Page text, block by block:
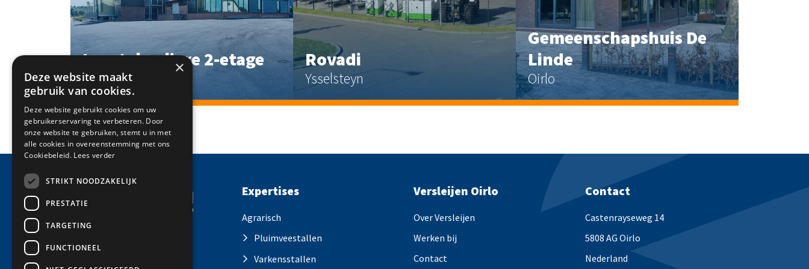
Legstal voliere 2-etage
Rhenen
Rovadi
Ysselsteyn
Gemeenschapshuis De
Linde
Oirlo
Volg ons
Expertises
Agrarisch
Pluimveestallen
Varkensstallen
Versleijen Oirlo
Over Versleijen
Werken bij
Contact
Contact
Castenrayseweg 14
5808 AG Oirlo
Nederland
×
Deze website maakt
gebruik van cookies.
Deze website gebruikt cookies om uw
gebruikerservaring te verbeteren. Door
onze website te gebruiken, stemt u in met
alle cookies in overeenstemming met ons
Cookiebeleid. Lees verder
STRIKT NOODZAKELIJK
PRESTATIE
TARGETING
FUNCTIONEEL